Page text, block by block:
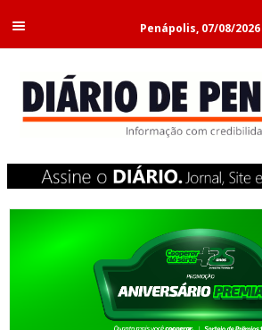
Penápolis, 07/08/2026